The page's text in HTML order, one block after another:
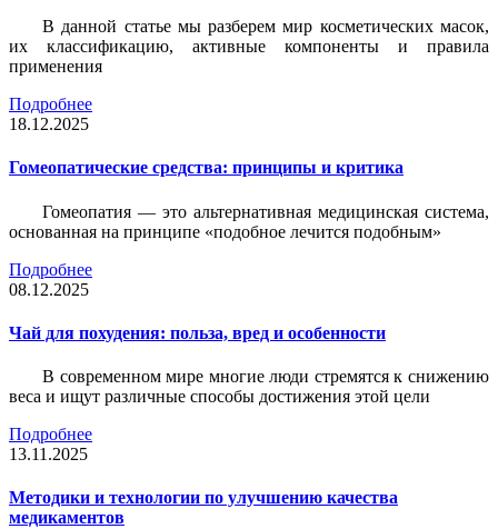
В данной статье мы разберем мир косметических масок,
их классификацию, активные компоненты и правила
применения
Подробнее
18.12.2025
Гомеопатические средства: принципы и критика
Гомеопатия — это альтернативная медицинская система,
основанная на принципе «подобное лечится подобным»
Подробнее
08.12.2025
Чай для похудения: польза, вред и особенности
В современном мире многие люди стремятся к снижению
веса и ищут различные способы достижения этой цели
Подробнее
13.11.2025
Методики и технологии по улучшению качества
медикаментов